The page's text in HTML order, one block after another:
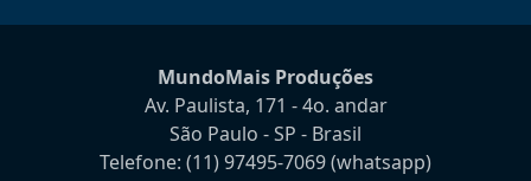
MundoMais Produções
Av. Paulista, 171 - 4o. andar
São Paulo - SP - Brasil
Telefone: (11) 97495-7069(whatsapp)